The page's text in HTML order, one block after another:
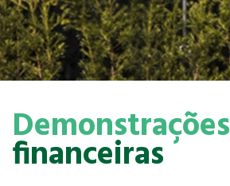
Demonstrações
financeiras